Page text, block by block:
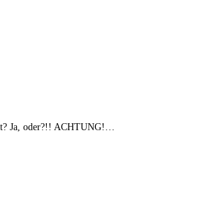
Ja, oder?!! ACHTUNG!…